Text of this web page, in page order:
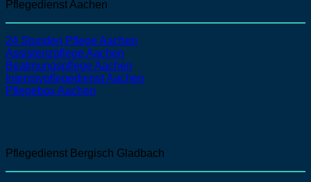
Pflegedienst Aachen
24 Stunden Pflege Aachen
AssistenzpflegeAachen
BeatmungspflegeAachen
IntensivpflegedienstAachen
Pflegebox Aachen
Pflegedienst Bergisch Gladbach